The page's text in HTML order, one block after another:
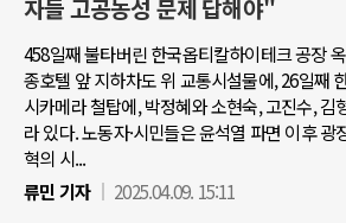
자들 고공농성 문제 답해야"
458일째 불타버린 한국옵티칼하이테크 공장
종호텔 앞 지하차도 위 교통시설물에, 26일째
시카메라 철탑에, 박정혜와 소현숙, 고진수, 김
라 있다. 노동자·시민들은 윤석열 파면 이후 광
혁의 시...
류민 기자
2025.04.09. 15:11